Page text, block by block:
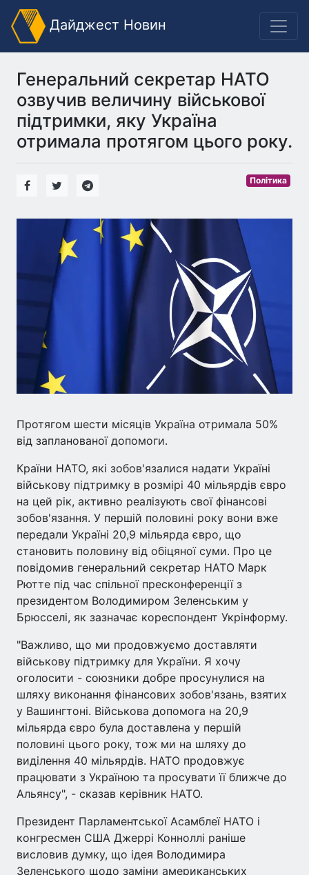
Дайджест Новин
Генеральний секретар НАТО
озвучив величину військової
підтримки, яку Україна
отримала протягом цього року.
Політика
Протягом шести місяців Україна отримала 50%
від запланованої допомоги.
Країни НАТО, які зобов'язалися надати Україні
військову підтримку в розмірі 40 мільярдів євро
на цей рік, активно реалізують свої фінансові
зобов'язання. У першій половині року вони вже
передали Україні 20,9 мільярда євро, що
становить половину від обіцяної суми. Про це
повідомив генеральний секретар НАТО Марк
Рютте під час спільної пресконференції з
президентом Володимиром Зеленським у
Брюсселі, як зазначає кореспондент Укрінформу.
"Важливо, що ми продовжуємо доставляти
військову підтримку для України. Я хочу
оголосити - союзники добре просунулися на
шляху виконання фінансових зобов'язань, взятих
у Вашингтоні. Військова допомога на 20,9
мільярда євро була доставлена у першій
половині цього року, тож ми на шляху до
виділення 40 мільярдів. НАТО продовжує
працювати з Україною та просувати її ближче до
Альянсу", - сказав керівник НАТО.
Президент Парламентської Асамблеї НАТО і
конгресмен США Джеррі Конноллі раніше
висловив думку, що ідея Володимира
Зеленського щодо заміни американських